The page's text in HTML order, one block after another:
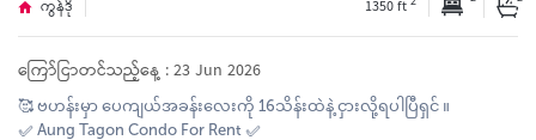
ကွန်ဒို 1350 ft
ကြော်ငြာတင်သည့်နေ့ : 23 Jun 2026
🥰 ဗဟန်းမှာ ​ပေကျယ်အခန်း​လေးကို 16သိန်းထဲနဲ့ ငှားလို့ရပါပြီရှင် ။
✅️ Aung Tagon Condo For Rent ✅️